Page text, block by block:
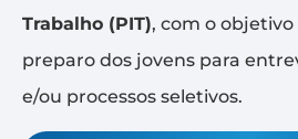
Trabalho (PIT), com o
preparo dos jovens para
e/ou processos seletivos.